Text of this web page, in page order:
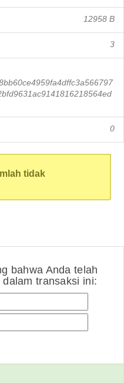
12958 B
3
0
tidak
bahwa Anda telah
transaksi ini: